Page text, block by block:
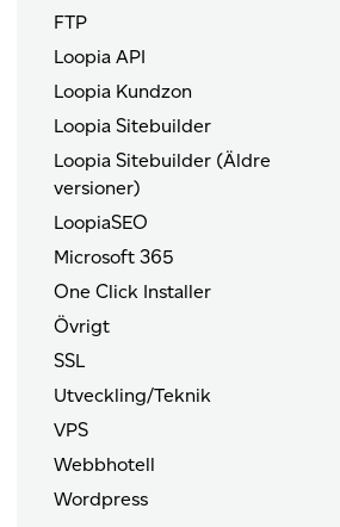
FTP
Loopia API
Loopia Kundzon
Loopia Sitebuilder
Loopia Sitebuilder (Äldre
versioner)
LoopiaSEO
Microsoft 365
One Click Installer
Övrigt
SSL
Utveckling/Teknik
VPS
Webbhotell
Wordpress